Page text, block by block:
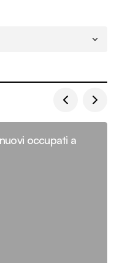
occupati a